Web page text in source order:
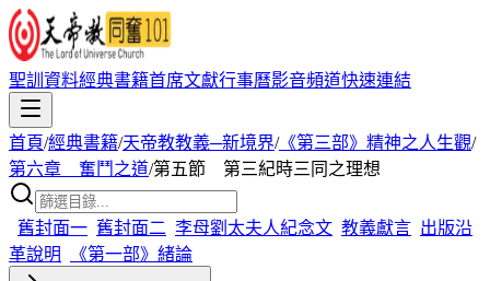
聖訓資料經典書籍首席文獻行事曆影音頻道快速連結
首頁/經典書籍/天帝教教義─新境界/《第三部》精神之人生觀/
第六章 奮鬥之道/第五節 第三紀時三同之理想
舊封面一 舊封面二 李母劉太夫人紀念文 教義獻言 出版沿
革說明
《第一部》緒論